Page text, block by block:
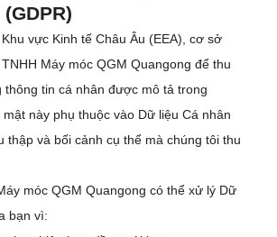
vực Kinh tế Châu Âu (EEA), cơ sở
Máy móc QGM Quangong để thu
thông tin cá nhân được mô tả trong
này phụ thuộc vào Dữ liệu Cá nhân
thập và bối cảnh cụ thể mà chúng tôi thu
móc QGM Quangong có thể xử lý Dữ
bạn vì: